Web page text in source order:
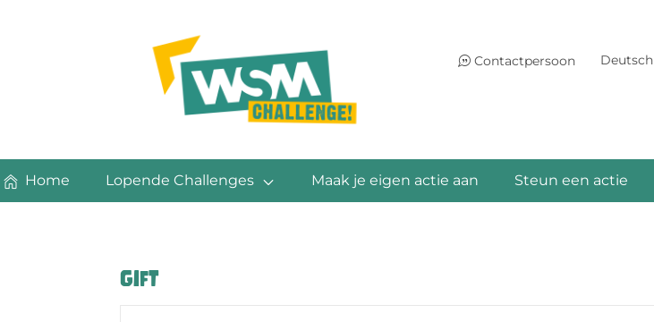
Contactpersoon Deutsch
Home Lopende Challenges Maak je eigen actie aan Steun een actie
Gift